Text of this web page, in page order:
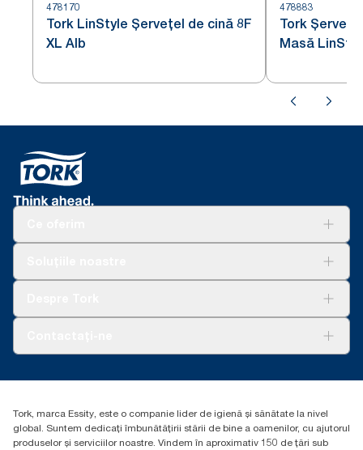
478170
Tork LinStyle Șervețel de cină 8F
XL Alb
478883
Tork
Masă
Essity Hungary Kft. Professional Hygiene
Budakeszi út 51.
Tork, marca Essity, este o companie lider de igienă și sănătate la nivel
global. Suntem dedicați îmbunătățirii stării de bine a oamenilor, cu ajutorul
produselor și serviciilor noastre. Vindem în aproximativ 150 de țări sub